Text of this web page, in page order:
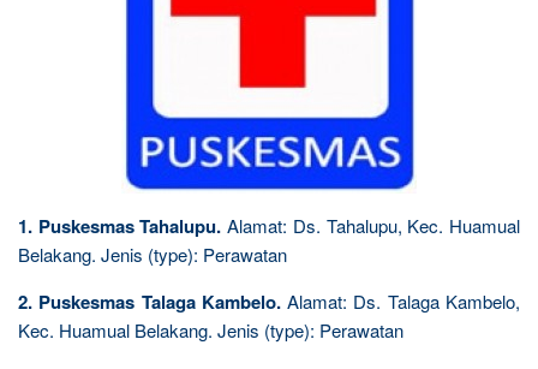
1. Puskesmas Tahalupu. Alamat: Ds. Tahalupu, Kec. Huamual
Belakang. Jenis (type): Perawatan
2. Puskesmas Talaga Kambelo.Alamat: Ds. Talaga Kambelo,
Kec. Huamual Belakang. Jenis (type): Perawatan